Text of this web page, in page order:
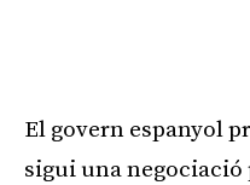
El govern espanyol
sigui una negociació